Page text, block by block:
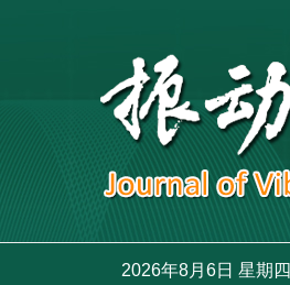
2026年8月6日 星期四